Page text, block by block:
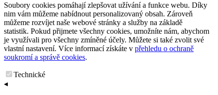
Soubory cookies pomáhají zlepšovat užívání a funkce webu. Díky
nim vám můžeme nabídnout personalizovaný obsah. Zároveň
můžeme rozvíjet naše webové stránky a služby na základě
statistik. Pokud přijmete všechny cookies, umožníte nám, abychom
je využívali pro všechny zmíněné účely. Můžete si také zvolit své
vlastní nastavení. Více informací získáte v přehledu o ochraně
soukromí a správě cookies.
Technické
◂